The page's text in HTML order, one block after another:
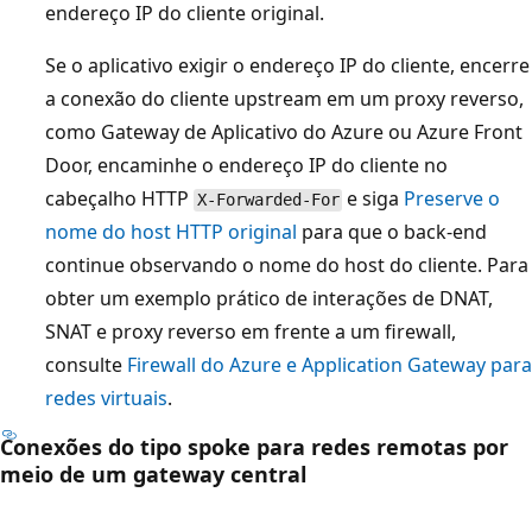
o
r
.
endereço IP do cliente original.
Se o aplicativo exigir o endereço IP do cliente, encerre
a conexão do cliente upstream em um proxy reverso,
como Gateway de Aplicativo do Azure ou Azure Front
Door, encaminhe o endereço IP do cliente no
cabeçalho HTTP X-Forwarded-For e siga Preserve o
nome do host HTTP original para que o back-end
continue observando o nome do host do cliente. Para
obter um exemplo prático de interações de DNAT,
SNAT e proxy reverso em frente a um firewall,
consulte Firewall do Azure e Application Gateway para
redes virtuais.
Conexões do tipo spoke para redes remotas por
meio de um gateway central